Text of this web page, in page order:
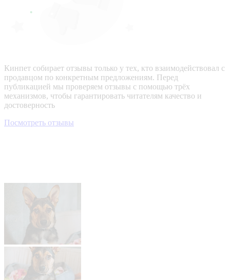
Кинпет собирает отзывы только у тех, кто взаимодействовал с
продавцом по конкретным предложениям. Перед
публикацией мы проверяем отзывы с помощью трёх
механизмов, чтобы гарантировать читателям качество и
достоверность
Посмотреть отзывы